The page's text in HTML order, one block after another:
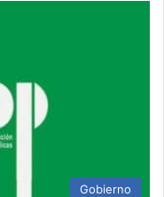
Gobierno